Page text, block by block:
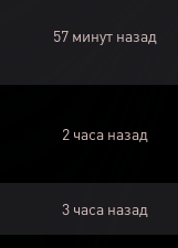
57 минут назад
2 часа назад
3 часа назад